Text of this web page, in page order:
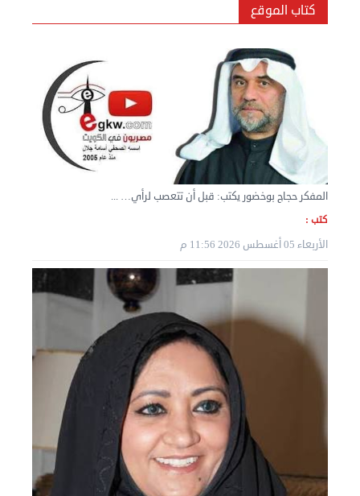
نقل عفش المنطقه العاشره 50636444 فك وتركيب ...
السبت 07 سبتمبر 2024 04:08 م
كتاب الموقع
المفكر حجاج بوخضور يكتب: قبل أن تتعصب لرأي… ...
كتب :
الأربعاء 05 أغسطس 2026 11:56 م